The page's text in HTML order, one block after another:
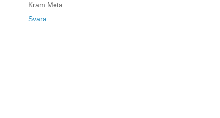
Kram Meta
Svara